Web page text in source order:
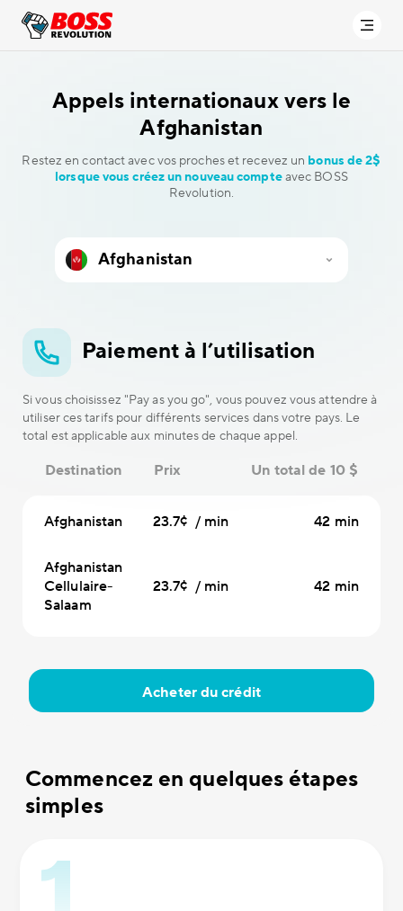
Appels internationaux vers le
Afghanistan
Restez en contact avec vos proches et recevez un bonus de 2$
lorsque vous créez un nouveau compteavec BOSS
Revolution.
Paiement à l’utilisation
Si vous choisissez "Pay as you go", vous pouvez vous attendre à
utiliser ces tarifs pour différents services dans votre pays. Le
total est applicable aux minutes de chaque appel.
Destination Prix Un total de 10 $
Afghanistan 23.7¢ / min 42 min
Afghanistan
Cellulaire-
Salaam
23.7¢ / min 42 min
Acheter du crédit
Commencez en quelques étapes
simples